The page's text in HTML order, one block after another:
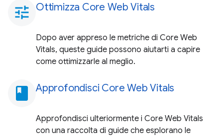
tune Ottimizza Core Web Vitals
Dopo aver appreso le metriche di Core Web
Vitals, queste guide possono aiutarti a capire
come ottimizzarle al meglio.
book Approfondisci Core Web Vitals
Approfondisci ulteriormente i Core Web Vitals
con una raccolta di guide che esplorano le